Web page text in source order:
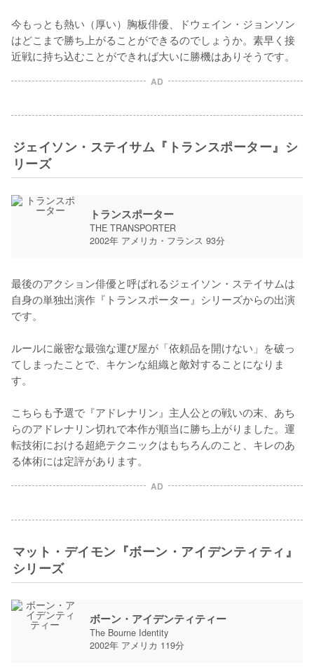
今もっとも熱い（厚い）胸板俳優、ドウェイン・ジョンソン
はどこまで勝ち上がることができるのでしょうか。素早く接
近戦に持ち込むことができれば大いに勝機はありそうです。
AD
ジェイソン・ステイサム『トランスポーター』シ
リーズ
トランスポーター
THE TRANSPORTER
2002年 アメリカ・フランス 93分
最後のアクション俳優と呼ばれるジェイソン・ステイサムは
自身の単独出演作『トランスポーター』シリーズからの出演
です。
ルールに厳密な最強な運び屋が「依頼品を開けない」を破っ
てしまったことで、キケンな組織と敵対することになりま
す。
こちらも予選で『アドレナリン』主人公との戦いの末、あち
らのアドレナリン切れで本作が順当に勝ち上がりました。運
転技術における超絶テクニックはもちろんのこと、キレのあ
る体術には定評があります。
AD
マット・デイモン『ボーン・アイデンティティ』
シリーズ
ボーン・アイデンティティー
The Bourne Identity
2002年 アメリカ 119分